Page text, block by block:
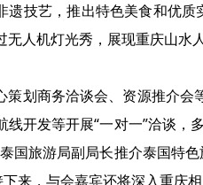
遗技艺，推出特色美食和优
无人机灯光秀，展现重庆山水
策划商务洽谈会、资源推介
线开发等开展“一对一”洽谈，
国旅游局副局长推介泰国特
来，与会嘉宾还将深入重庆